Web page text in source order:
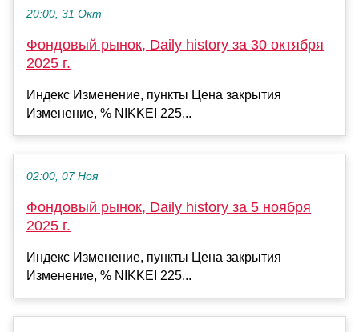
20:00, 31 Окт
Фондовый рынок, Daily history за 30 октября
2025 г.
Индекс Изменение, пункты Цена закрытия
Изменение, % NIKKEI 225...
02:00, 07 Ноя
Фондовый рынок, Daily history за 5 ноября
2025 г.
Индекс Изменение, пункты Цена закрытия
Изменение, % NIKKEI 225...